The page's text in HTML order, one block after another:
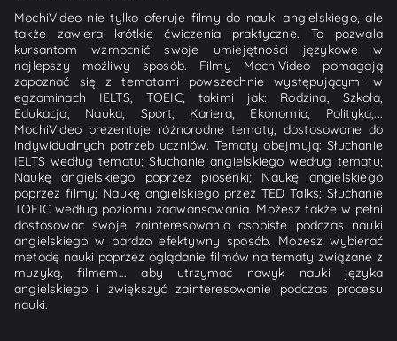
MochiVideo nie tylko oferuje filmy do nauki angielskiego, ale
także zawiera krótkie ćwiczenia praktyczne. To pozwala
kursantom wzmocnić swoje umiejętności językowe w
najlepszy możliwy sposób. Filmy MochiVideo pomagają
zapoznać się z tematami powszechnie występującymi w
egzaminach IELTS, TOEIC, takimi jak: Rodzina, Szkoła,
Edukacja, Nauka, Sport, Kariera, Ekonomia, Polityka,...
MochiVideo prezentuje różnorodne tematy, dostosowane do
indywidualnych potrzeb uczniów. Tematy obejmują: Słuchanie
IELTS według tematu; Słuchanie angielskiego według tematu;
Naukę angielskiego poprzez piosenki; Naukę angielskiego
poprzez filmy; Naukę angielskiego przez TED Talks; Słuchanie
TOEIC według poziomu zaawansowania. Możesz także w pełni
dostosować swoje zainteresowania osobiste podczas nauki
angielskiego w bardzo efektywny sposób. Możesz wybierać
metodę nauki poprzez oglądanie filmów na tematy związane z
muzyką, filmem... aby utrzymać nawyk nauki języka
angielskiego i zwiększyć zainteresowanie podczas procesu
nauki.